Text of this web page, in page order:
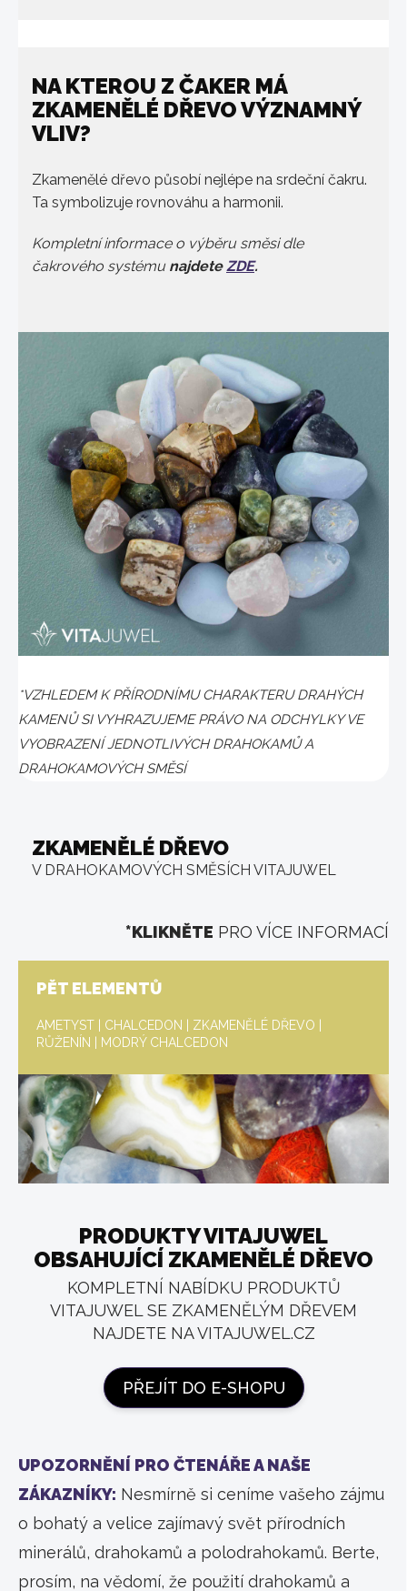
NA KTEROU Z ČAKER MÁ
ZKAMENĚLÉ DŘEVO VÝZNAMNÝ
VLIV?
Zkamenělé dřevo působí nejlépe na srdeční čakru.
Ta symbolizuje rovnováhu a harmonii.
Kompletní informace o výběru směsi dle
čakrového systému najdeteZDE.
*VZHLEDEM K PŘÍRODNÍMU CHARAKTERU DRAHÝCH
KAMENŮ SI VYHRAZUJEME PRÁVO NA ODCHYLKY VE
VYOBRAZENÍ JEDNOTLIVÝCH DRAHOKAMŮ A
DRAHOKAMOVÝCH SMĚSÍ
ZKAMENĚLÉ DŘEVO
V DRAHOKAMOVÝCH SMĚSÍCH VITAJUWEL
*KLIKNĚTE PRO VÍCE INFORMACÍ
PĚT ELEMENTŮ
AMETYST | CHALCEDON | ZKAMENĚLÉ DŘEVO |
RŮŽENÍN | MODRÝ CHALCEDON
PRODUKTY VITAJUWEL
OBSAHUJÍCÍ ZKAMENĚLÉ DŘEVO
KOMPLETNÍ NABÍDKU PRODUKTŮ
VITAJUWEL SE ZKAMENĚLÝM DŘEVEM
NAJDETE NA VITAJUWEL.CZ
PŘEJÍT DO E-SHOPU
UPOZORNĚNÍ PRO ČTENÁŘE A NAŠE
ZÁKAZNÍKY: Nesmírně si ceníme vašeho zájmu
o bohatý a velice zajímavý svět přírodních
minerálů, drahokamů a polodrahokamů. Berte,
prosím, na vědomí, že použití drahokamů a